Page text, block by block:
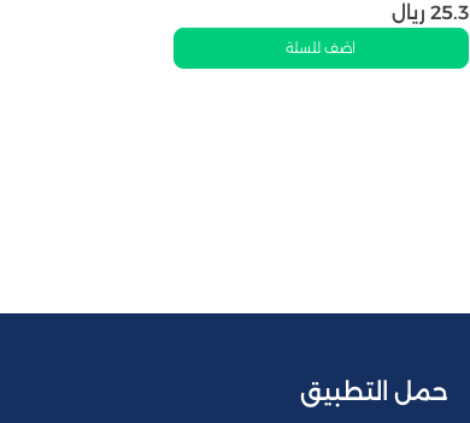
25.3 ريال
اضف للسلة
حمل التطبيق